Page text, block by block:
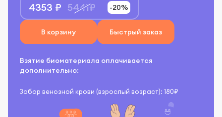
В корзину Быстрый заказ
4353 ₽ 5441₽ -20%
Взятие биоматериала оплачивается
дополнительно:
Забор венозной крови (взрослый возраст): 180₽